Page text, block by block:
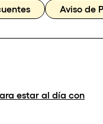
Aviso de
estar al día con